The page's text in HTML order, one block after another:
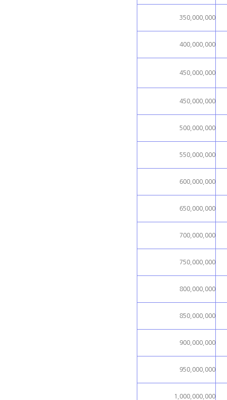
350,000,000
400,000,000
450,000,000
450,000,000
500,000,000
550,000,000
600,000,000
650,000,000
700,000,000
750,000,000
800,000,000
850,000,000
900,000,000
950,000,000
1,000,000,000